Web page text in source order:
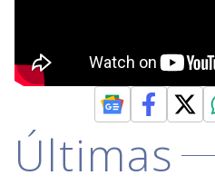
Últimas